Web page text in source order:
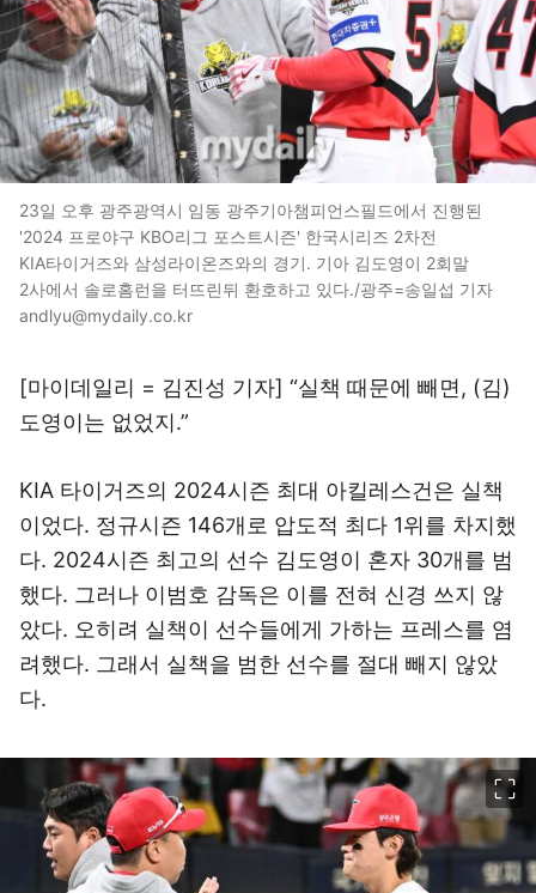
23일 오후 광주광역시 임동 광주기아챔피언스필드에서 진행된
'2024 프로야구 KBO리그 포스트시즌' 한국시리즈 2차전
KIA타이거즈와 삼성라이온즈와의 경기. 기아 김도영이 2회말
2사에서 솔로홈런을 터뜨린뒤 환호하고 있다./광주=송일섭 기자
andlyu@mydaily.co.kr
[마이데일리 = 김진성 기자] “실책 때문에 빼면, (김)
도영이는 없었지.”
KIA 타이거즈의 2024시즌 최대 아킬레스건은 실책
이었다. 정규시즌 146개로 압도적 최다 1위를 차지했
다. 2024시즌 최고의 선수 김도영이 혼자 30개를 범
했다. 그러나 이범호 감독은 이를 전혀 신경 쓰지 않
았다. 오히려 실책이 선수들에게 가하는 프레스를 염
려했다. 그래서 실책을 범한 선수를 절대 빼지 않았
다.